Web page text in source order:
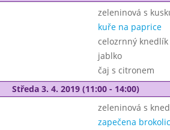
zeleninová s
kuře na paprice
celozrnný knedlík
jablko
čaj s citronem
Středa 3. 4. 2019 (11:00 - 14:00)
zeleninová s
zapečena